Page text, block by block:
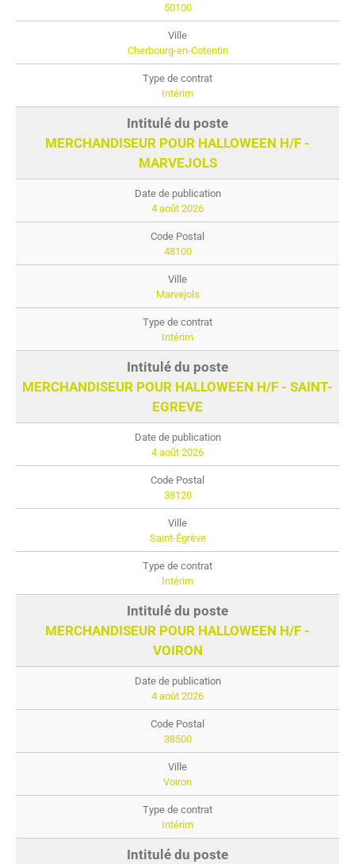
50100
Cherbourg-en-Cotentin
Intérim
MERCHANDISEUR POUR HALLOWEEN H/F -
MARVEJOLS
4 août 2026
48100
Marvejols
Intérim
MERCHANDISEUR POUR HALLOWEEN H/F - SAINT-
EGREVE
4 août 2026
38120
Saint-Égrève
Intérim
MERCHANDISEUR POUR HALLOWEEN H/F -
VOIRON
4 août 2026
38500
Voiron
Intérim